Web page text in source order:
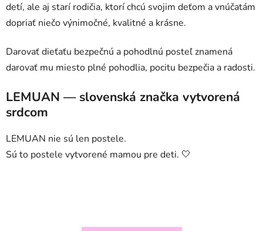
detí, ale aj starí rodičia, ktorí chcú svojim deťom a vnúčatám
dopriať niečo výnimočné, kvalitné a krásne.
Darovať dieťaťu bezpečnú a pohodlnú posteľ znamená
darovať mu miesto plné pohodlia, pocitu bezpečia a radosti.
LEMUAN — slovenská značka vytvorená
srdcom
LEMUAN nie sú len postele.
Sú to postele vytvorené mamou pre deti. 🤍